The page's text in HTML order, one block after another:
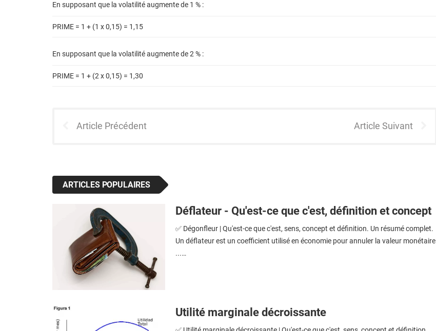
En supposant que la volatilité augmente de 1 % :
PRIME = 1 + (1 x 0,15) = 1,15
En supposant que la volatilité augmente de 2 % :
PRIME = 1 + (2 x 0,15) = 1,30
Article Précédent Article Suivant
ARTICLES POPULAIRES
Déflateur - Qu'est-ce que c'est, définition et concept
✅ Dégonfleur | Qu'est-ce que c'est, sens, concept et définition. Un résumé complet.
Un déflateur est un coefficient utilisé en économie pour annuler la valeur monétaire
...…
Utilité marginale décroissante